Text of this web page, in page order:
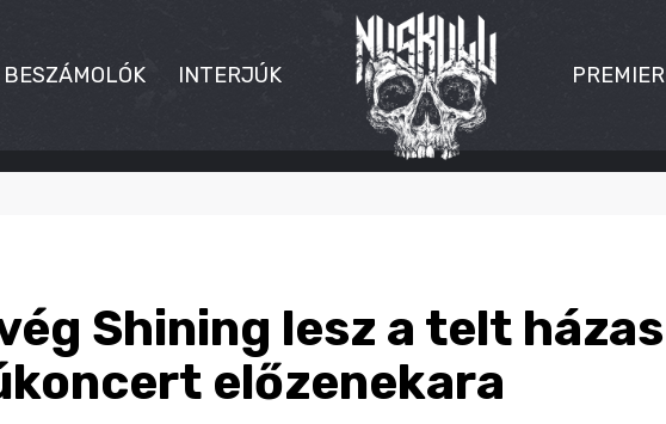
BESZÁMOLÓK INTERJÚK
Shining lesz a telt
előzenekara